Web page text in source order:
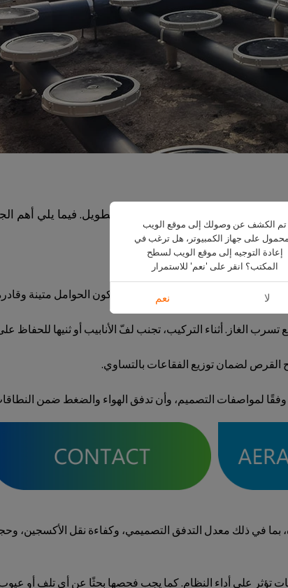
واستقرار النظام على المدى الطويل. فيما يلي أهم
لتثبيت أقراص الناشر. يجب أن تكون الحوامل متينة
الغاز. أثناء التركيب، تجنب لفّ الأنابيب أو ثنيها للحفاظ
لضمان توزيع الفقاعات بالتساوي.
وفقًا لمواصفات التصميم، وأن تدفق الهواء والضغط ضمن
في ذلك معدل التدفق التصميمي، وكفاءة نقل الأكسجين،
تؤثر على أداء النظام. كما يجب فحصها بحثًا عن أي تلف أو
تم الكشف عن وصولك إلى موقع الويب
على جهاز الكمبيوتر، هل ترغب في
إعادة التوجيه إلى موقع الويب لسطح
المكتب؟ انقر على 'نعم' للاستمرار
لا نعم